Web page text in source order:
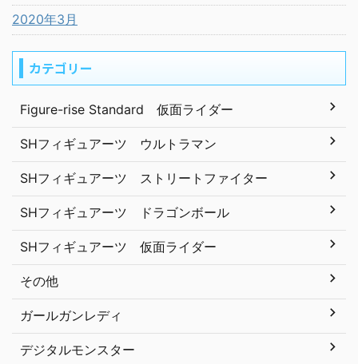
2020年3月
カテゴリー
Figure-rise Standard 仮面ライダー
SHフィギュアーツ ウルトラマン
SHフィギュアーツ ストリートファイター
SHフィギュアーツ ドラゴンボール
SHフィギュアーツ 仮面ライダー
その他
ガールガンレディ
デジタルモンスター